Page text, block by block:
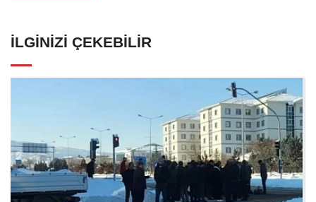
İLGINIZI ÇEKEBILIR